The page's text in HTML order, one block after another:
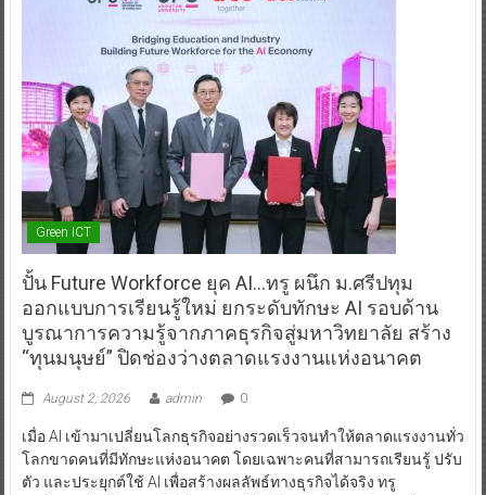
Green ICT
ปั้น Future Workforce ยุค AI…ทรู ผนึก ม.ศรีปทุม
ออกแบบการเรียนรู้ใหม่ ยกระดับทักษะ AI รอบด้าน
บูรณาการความรู้จากภาคธุรกิจสู่มหาวิทยาลัย สร้าง
“ทุนมนุษย์” ปิดช่องว่างตลาดแรงงานแห่งอนาคต
August 2, 2026 admin 0
เมื่อ AI เข้ามาเปลี่ยนโลกธุรกิจอย่างรวดเร็วจนทำให้ตลาดแรงงานทั่ว
โลกขาดคนที่มีทักษะแห่งอนาคต โดยเฉพาะคนที่สามารถเรียนรู้ ปรับ
ตัว และประยุกต์ใช้ AI เพื่อสร้างผลลัพธ์ทางธุรกิจได้จริง ทรู